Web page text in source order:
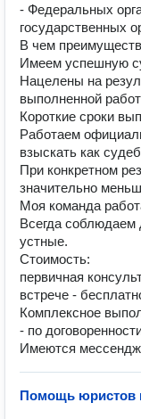
- Федеральных
государственных
В чем
Имеем успешную
Нацелены на
выполненной
Короткие сроки
Работаем
взыскать как
При конкретном
значительно
Моя команда
Всегда соблюдаем
устные.
Стоимость:
первичная
встрече -
Комплексное
- по
Имеются
Помощь юристов